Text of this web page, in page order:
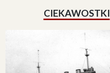
CIEKAWOSTKI